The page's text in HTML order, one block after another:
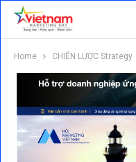
Home CHIẾN LƯỢC Strategy